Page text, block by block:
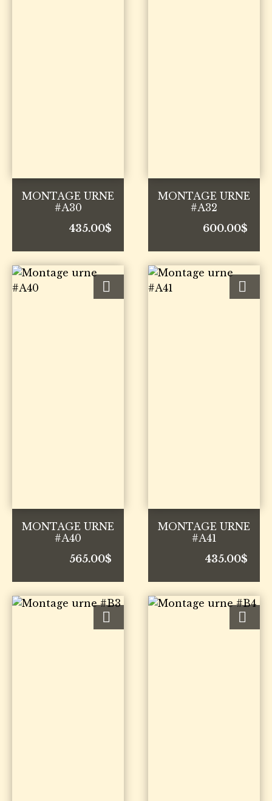
MONTAGE URNE
#A30
435.00$
MONTAGE URNE
#A32
600.00$
MONTAGE URNE
#A40
565.00$
MONTAGE URNE
#A41
435.00$